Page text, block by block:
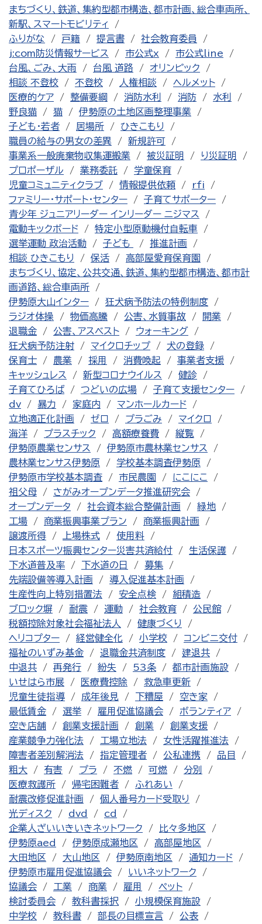
まちづくり、鉄道、集約型都市構造、都市計画、総合車両所、
新駅、スマートモビリティ
ふりがな
戸籍 提言書
社会教育委員
j:com防災情報サービス
市公式x
市公式line
台風、ごみ、大雨
台風 道路
オリンピック
相談 不登校
不登校 人権相談
ヘルメット
医療的ケア
整備要綱 消防水利 消防
水利
野良猫
猫
伊勢原の土地区画整理事業
子ども・若者
居場所
ひきこもり
職員の給与の男女の差異
新規許可
事業系一般廃棄物収集運搬業
被災証明
り災証明
プロポーザル
業務委託
学童保育
児童コミュニティクラブ
情報提供依頼
rfi
ファミリー・サポート・センター
子育てサポーター
青少年 ジュニアリーダー インリーダー ニジマス
電動キックボード
特定小型原動機付自転車
選挙運動 政治活動
子ども
推進計画
相談 ひきこもり
保活
高部屋愛育保育園
まちづくり、協定、公共交通、鉄道、集約型都市構造、都市計
画道路、総合車両所
伊勢原大山インター
狂犬病予防法の特例制度
ラジオ体操
物価高騰 公害、水質事故
開業
退職金
公害、アスベスト
ウォーキング
狂犬病予防注射
マイクロチップ
犬の登録
保育士
農業 採用 消費喚起
事業者支援
キャッシュレス
新型コロナウイルス
健診
子育てひろば
つどいの広場
子育て支援センター
dv
暴力 家庭内
マンホールカード
立地適正化計画
ゼロ プラごみ
マイクロ
海洋
プラスチック 高額療養費
縦覧
伊勢原農業センサス
伊勢原市農林業センサス
農林業センサス伊勢原
学校基本調査伊勢原
伊勢原市学校基本調査
市民農園
にこにこ
祖父母
さがみオープンデータ推進研究会
オープンデータ
社会資本総合整備計画
緑地
工場
商業振興事業プラン
商業振興計画
譲渡所得
上場株式
使用料
日本スポーツ振興センター災害共済給付
生活保護
下水道普及率
下水道の日
募集
先端設備等導入計画
導入促進基本計画
生産性向上特別措置法
安全点検
組積造
ブロック塀
耐震 運動 社会教育
公民館
税額控除対象社会福祉法人
健康づくり
ヘリコプター
経営健全化 小学校
コンビニ交付
福祉のいずみ基金
退職金共済制度
建退共
中退共
再発行 紛失 53条
都市計画施設
いせはら市展
医療費控除
救急車更新
児童生徒指導
成年後見 下糟屋
空き家
最低賃金
選挙 雇用促進協議会
ボランティア
空き店舗
創業支援計画 創業
創業支援
産業競争力強化法
工場立地法
女性活躍推進法
障害者差別解消法
指定管理者 公私連携
品目
粗大
有害 プラ 不燃 可燃
分別
医療救護所
帰宅困難者
ふれあい
耐震改修促進計画
個人番号カード受取り
光ディスク
dvd
cd
企業人ざいいきいきネットワーク
比々多地区
伊勢原aed
伊勢原成瀬地区
高部屋地区
大田地区
大山地区 伊勢原南地区
通知カード
伊勢原市雇用促進協議会
いいネットワーク
協議会
工業 商業 雇用
ペット
検討委員会
教科書採択
小規模保育施設
中学校
教科書 部長の目標宣言 公表